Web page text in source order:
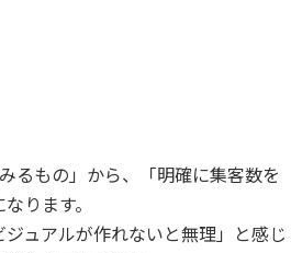
るもの」から、「明確に集客数を
ります。
ュアルが作れないと無理」と感じ